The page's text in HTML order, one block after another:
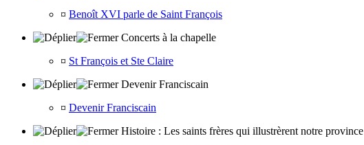
¤ Benoît XVI parle de Saint François
Concerts à la chapelle
¤ St François et Ste Claire
Devenir Franciscain
¤ Devenir Franciscain
Histoire : Les saints frères qui illustrèrent notre province